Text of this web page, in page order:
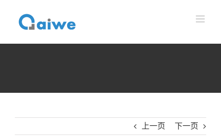
容
上一页 下一页